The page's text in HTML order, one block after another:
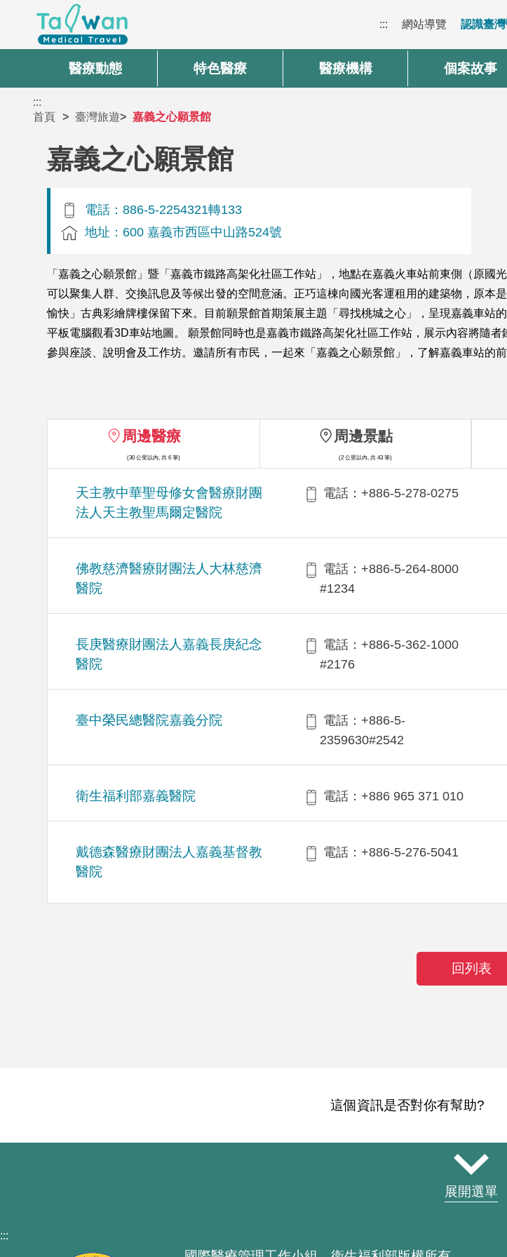
::: 網站導覽 認識臺
醫療動態 特色醫療 醫療機構 個案故事
:::
首頁
臺灣旅遊 嘉義之心願景館
嘉義之心願景館
電話：886-5-2254321轉133
地址：600 嘉義市西區中山路524號
「嘉義之心願景館」暨「嘉義市鐵路高架化社區工作站」，地點在嘉義火車站前東側（原
可以聚集人群、交換訊息及等候出發的空間意涵。正巧這棟向國光客運租用的建築物，原本
愉快」古典彩繪牌樓保留下來。目前願景館首期策展主題「尋找桃城之心」，呈現嘉義車
平板電腦觀看3D車站地圖。 願景館同時也是嘉義市鐵路高架化社區工作站，展示內容將隨
參與座談、說明會及工作坊。邀請所有市民，一起來「嘉義之心願景館」，了解嘉義車站的
周邊醫療
(30 公里以內, 共 6 筆)
天主教中華聖母修女會醫療財團
法人天主教聖馬爾定醫院
電話：+886-5-278-0275
佛教慈濟醫療財團法人大林慈濟
醫院
電話：+886-5-264-8000
#1234
長庚醫療財團法人嘉義長庚紀念
醫院
電話：+886-5-362-1000
#2176
臺中榮民總醫院嘉義分院
電話：+886-5-
2359630#2542
衛生福利部嘉義醫院 電話：+886 965 371 010
戴德森醫療財團法人嘉義基督教
醫院
電話：+886-5-276-5041
周邊景點
(2 公里以內, 共 43 筆)
回列表
這個資訊是否對你有幫助?
展開選單
:::